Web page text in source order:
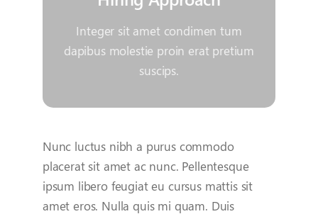
Integer sit amet condimen tum
dapibus molestie proin erat pretium
suscips.
Your Content Goes Here
Nunc luctus nibh a purus commodo
placerat sit amet ac nunc. Pellentesque
ipsum libero feugiat eu cursus mattis sit
amet eros. Nulla quis mi quam. Duis